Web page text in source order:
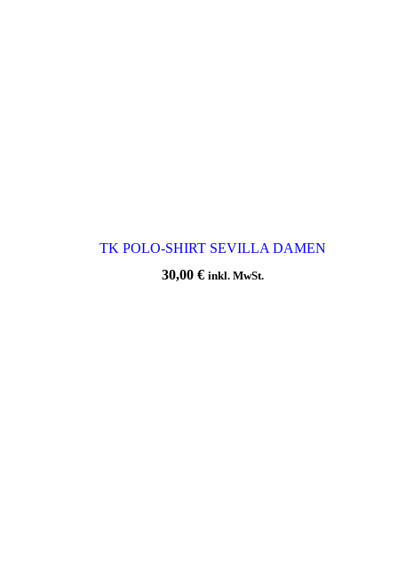
TK POLO-SHIRT SEVILLA DAMEN
30,00 € inkl. MwSt.